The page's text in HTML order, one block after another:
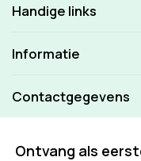
Handige links
Informatie
Contactgegevens
Ontvang als